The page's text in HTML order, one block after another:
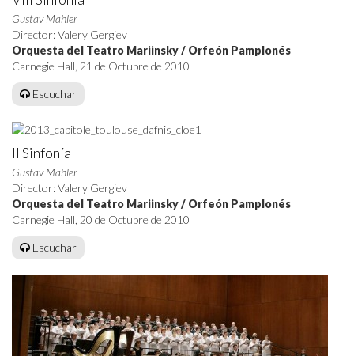
Gustav Mahler
Director: Valery Gergiev
Orquesta del Teatro Mariinsky / Orfeón Pamplonés
Carnegie Hall, 21 de Octubre de 2010
Escuchar
II Sinfonía
Gustav Mahler
Director: Valery Gergiev
Orquesta del Teatro Mariinsky / Orfeón Pamplonés
Carnegie Hall, 20 de Octubre de 2010
Escuchar